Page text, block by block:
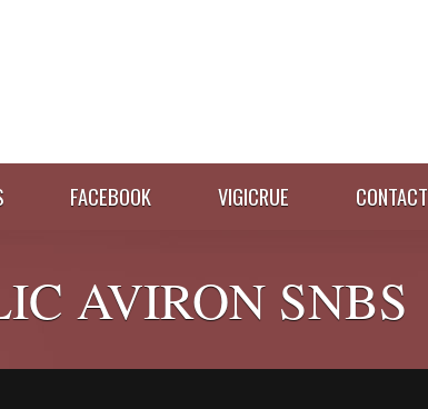
FACEBOOK VIGICRUE CONTACT
AVIRON SNBS